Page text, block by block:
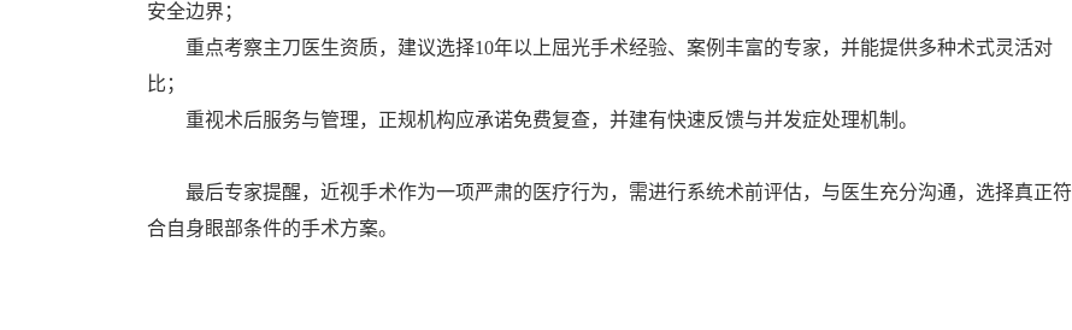
安全边界；
重点考察主刀医生资质，建议选择10年以上屈光手术经验、案例丰富的专家，并能提供多种术式灵活对
比；
重视术后服务与管理，正规机构应承诺免费复查，并建有快速反馈与并发症处理机制。
最后专家提醒，近视手术作为一项严肃的医疗行为，需进行系统术前评估，与医生充分沟通，选择真正符
合自身眼部条件的手术方案。